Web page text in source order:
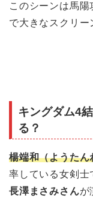
このシーンは馬
で大きなスクリー
キングダム4
る？
楊端和（ようたん
率している女剣士
長澤まさみさんが